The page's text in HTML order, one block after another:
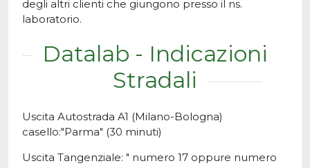
degli altri clienti che giungono presso il ns.
laboratorio.
Datalab - Indicazioni
Stradali
Uscita Autostrada A1 (Milano-Bologna)
casello:"Parma" (30 minuti)
Uscita Tangenziale: " numero 17 oppure numero